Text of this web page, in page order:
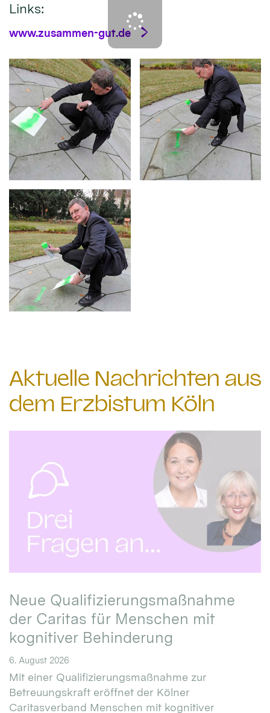
Links:
www.zusammen-gut.de
Aktuelle Nachrichten aus
dem Erzbistum Köln
Neue Qualifizierungsmaßnahme
der Caritas für Menschen mit
kognitiver Behinderung
6. August 2026
Mit einer Qualifizierungsmaßnahme zur
Betreuungskraft eröffnet der Kölner
Caritasverband Menschen mit kognitiver